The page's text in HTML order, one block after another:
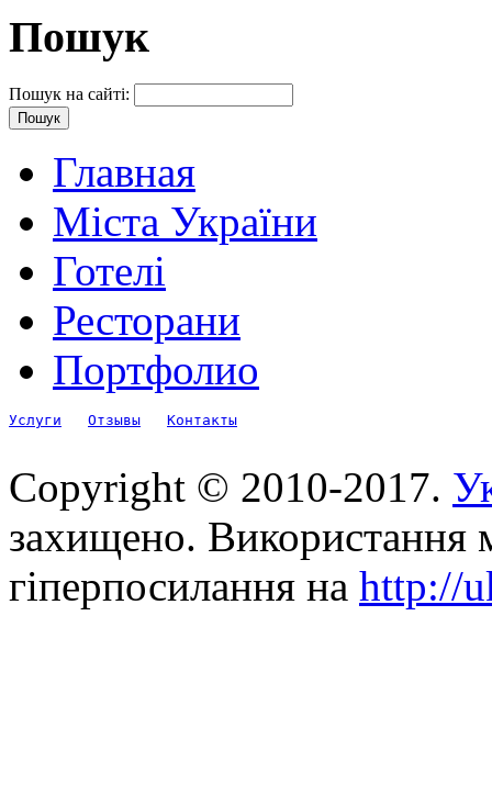
Пошук
Пошук на сайті:
Главная
Міста України
Готелі
Ресторани
Портфолио
Услуги Отзывы Контакты
Copyright © 2010-2017.
захищено. Використання
гіперпосилання на http://